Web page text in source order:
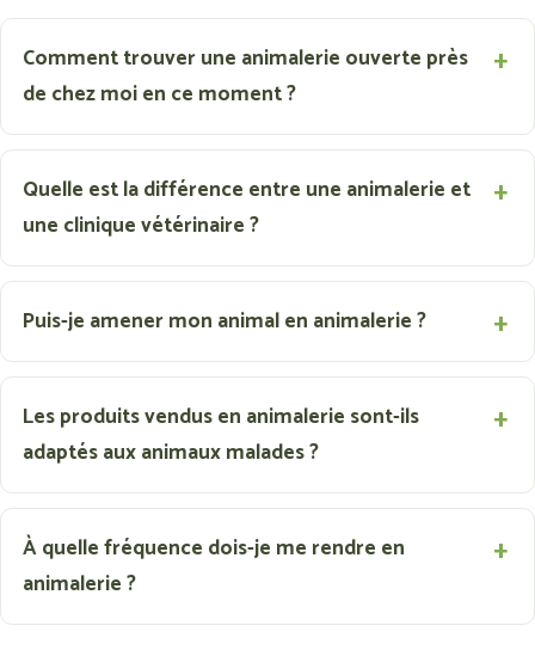
Comment trouver une animalerie ouverte près
de chez moi en ce moment ?
Quelle est la différence entre une animalerie et
une clinique vétérinaire ?
Puis-je amener mon animal en animalerie ?
Les produits vendus en animalerie sont-ils
adaptés aux animaux malades ?
À quelle fréquence dois-je me rendre en
animalerie ?